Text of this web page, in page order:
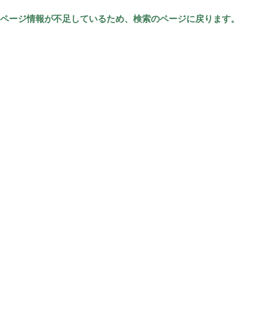
ページ情報が不足しているため、検索のページに戻ります。